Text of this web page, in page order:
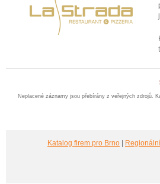
Neplacené záznamy jsou přebírány z veřejných zdrojů.
Katalog firem pro Brno